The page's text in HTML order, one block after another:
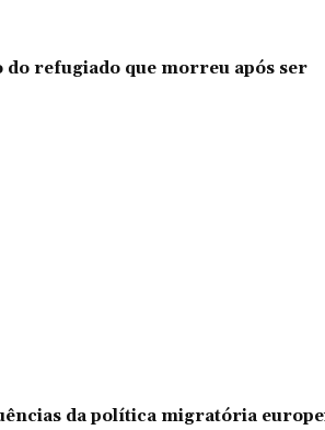
do refugiado que morreu após ser
da política migratória